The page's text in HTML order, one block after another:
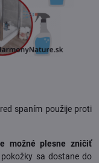
spaním použije proti
možné plesne zničiť
sa dostane do